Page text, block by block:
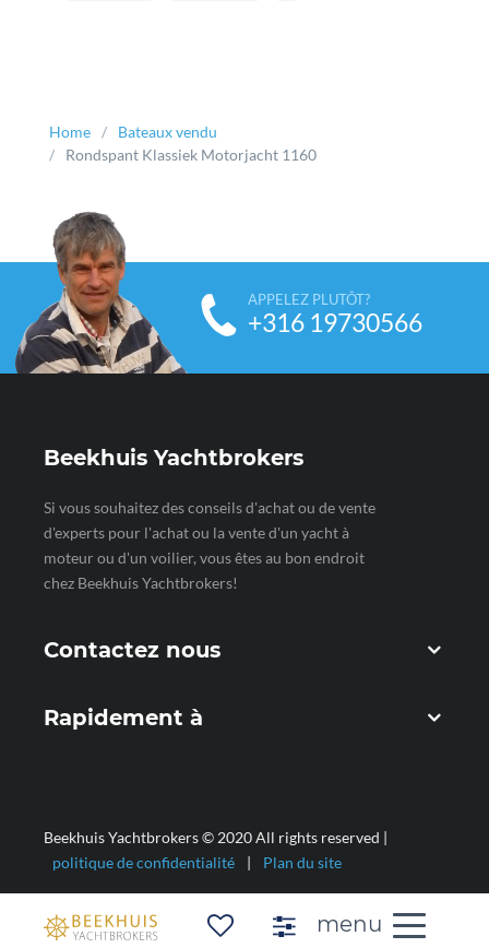
Home
Bateaux vendu
Rondspant Klassiek Motorjacht 1160
APPELEZ PLUTÔT?
+316 19730566
Beekhuis Yachtbrokers
Si vous souhaitez des conseils d'achat ou de vente
d'experts pour l'achat ou la vente d'un yacht à
moteur ou d'un voilier, vous êtes au bon endroit
chez Beekhuis Yachtbrokers!
Contactez nous
Rapidement à
Beekhuis Yachtbrokers © 2020 All rights reserved |
politique de confidentialité
| Plan du site
FavorisAccessibility-